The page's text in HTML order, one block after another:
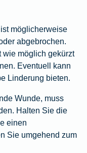
möglicherweise
abgebrochen.
wie möglich gekürzt
Eventuell kann
Linderung bieten.
Wunde, muss
Halten Sie die
einen
Sie umgehend zum